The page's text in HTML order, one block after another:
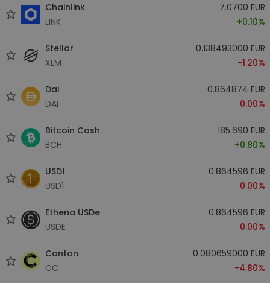
Chainlink
LINK
7.0700 EUR
+0.10%
Stellar
XLM
0.138493000 EUR
-1.20%
Dai
DAI
0.864874 EUR
0.00%
Bitcoin Cash
BCH
185.690 EUR
+0.80%
USD1
USD1
0.864596 EUR
0.00%
Ethena USDe
USDE
0.864596 EUR
0.00%
Canton
CC
0.080659000 EUR
-4.80%